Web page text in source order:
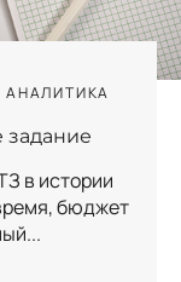
АНАЛИТИКА
задание
в истории
бюджет